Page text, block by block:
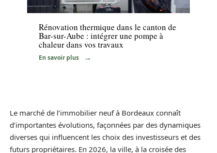
Equipement
Rénovation thermique dans le canton de
Bar-sur-Aube : intégrer une pompe à
chaleur dans vos travaux
En savoir plus
Le marché de l’immobilier neuf à Bordeaux connaît
d’importantes évolutions, façonnées par des dynamiques
diverses qui influencent les choix des investisseurs et des
futurs propriétaires. En 2026, la ville, à la croisée des